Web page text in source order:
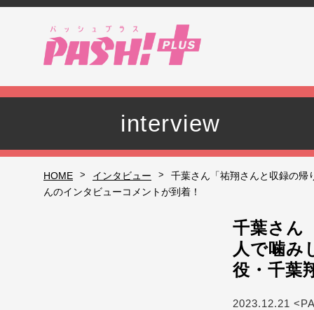
interview
HOME > インタビュー >
千葉さん「祐翔さんと収録の帰
んのインタビューコメントが到着！
千葉さん
人で噛み
役・千葉
2023.12.21